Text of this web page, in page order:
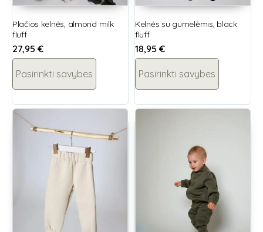
Plačios kelnės, almond milk
fluff
27,95 €
Pasirinkti savybes
Kelnės su gumelėmis, black
fluff
18,95 €
Pasirinkti savybes